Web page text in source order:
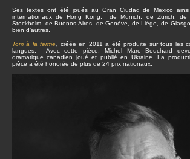
Ses textes ont été joués au Gran Ciudad de Mexico
internationaux de Hong Kong, de Munich, de Zurich, de
Stockholm, de Buenos Aires, de Genève, de Liège, de
bien d’autres.
Tom à la ferme
créée en 2011 a été produite sur tous les
langues. Avec cette pièce, Michel Marc Bouchard
dramatique canadien joué et publié en Ukraine. La
pièce a été honorée de plus de 24 prix nationaux.